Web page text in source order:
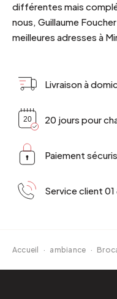
différentes mais
nous, Guillaume
meilleures adresses à
Livraison à
20 jours pour
Paiement
Service client
Accueil · ambiance ·